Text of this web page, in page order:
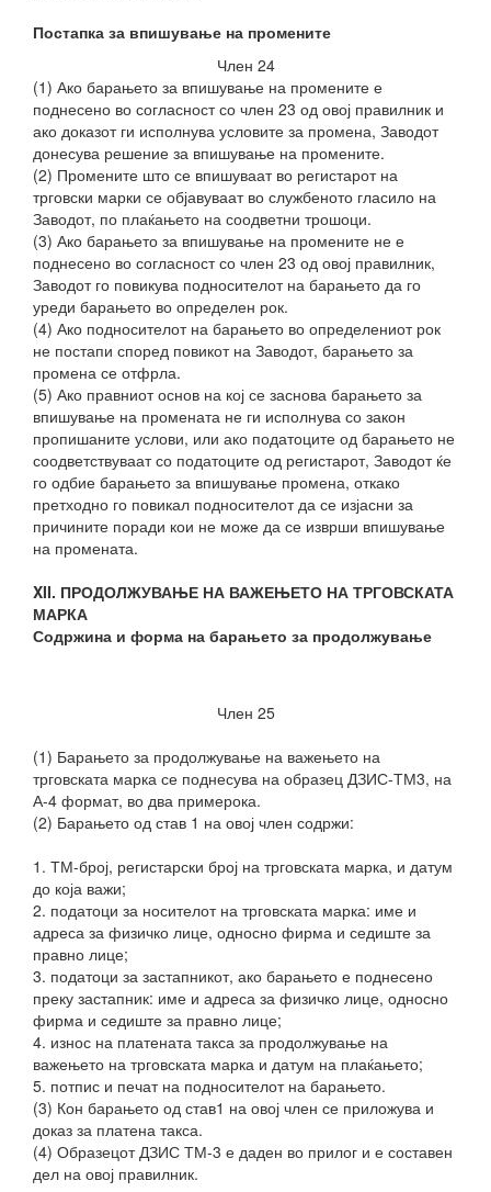
Постапка за впишување на промените
Член 24
(1) Ако барањето за впишување на промените е
поднесено во согласност со член 23 од овој правилник и
ако доказот ги исполнува условите за промена, Заводот
донесува решение за впишување на промените.
(2) Промените што се впишуваат во регистарот на
трговски марки се објавуваат во службеното гласило на
Заводот, по плаќањето на соодветни трошоци.
(3) Ако барањето за впишување на промените не е
поднесено во согласност со член 23 од овој правилник,
Заводот го повикува подносителот на барањето да го
уреди барањето во определен рок.
(4) Ако подносителот на барањето во определениот рок
не постапи според повикот на Заводот, барањето за
промена се отфрла.
(5) Ако правниот основ на кој се заснова барањето за
впишување на промената не ги исполнува со закон
пропишаните услови, или ако податоците од барањето не
соодветствуваат со податоците од регистарот, Заводот ќе
го одбие барањето за впишување промена, откако
претходно го повикал подносителот да се изјасни за
причините поради кои не може да се изврши впишување
на промената.
XII. ПРОДОЛЖУВАЊЕ НА ВАЖЕЊЕТО НА ТРГОВСКАТА
МАРКА
Содржина и форма на барањето за продолжување
Член 25
(1) Барањето за продолжување на важењето на
трговската марка се поднесува на образец ДЗИС-ТМ3, на
А-4 формат, во два примерока.
(2) Барањето од став 1 на овој член содржи:
1. ТМ-број, регистарски број на трговската марка, и датум
до која важи;
2. податоци за носителот на трговската марка: име и
адреса за физичко лице, односно фирма и седиште за
правно лице;
3. податоци за застапникот, ако барањето е поднесено
преку застапник: име и адреса за физичко лице, односно
фирма и седиште за правно лице;
4. износ на платената такса за продолжување на
важењето на трговската марка и датум на плаќањето;
5. потпис и печат на подносителот на барањето.
(3) Кон барањето од став1 на овој член се приложува и
доказ за платена такса.
(4) Образецот ДЗИС ТМ-3 е даден во прилог и е составен
дел на овој правилник.